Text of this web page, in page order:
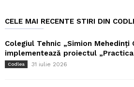
CELE MAI RECENTE STIRI DIN
Colegiul Tehnic „Simion Mehedinți
implementează proiectul
Codlea 31 iulie 2026